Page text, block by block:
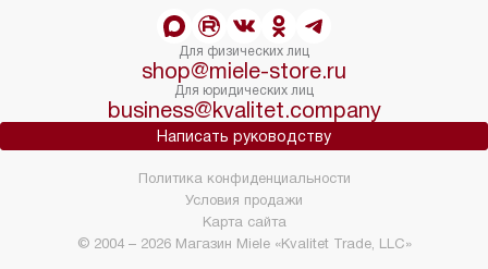
Для физических лиц
shop@miele-store.ru
Для юридических лиц
business@kvalitet.company
Написать руководству
© 2004 – 2026 Магазин Miele «Kvalitet Trade, LLC»
Политика конфиденциальности
Условия продажи
Карта сайта